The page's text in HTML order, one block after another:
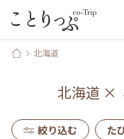
北海道
北海道 ×
絞り込む た